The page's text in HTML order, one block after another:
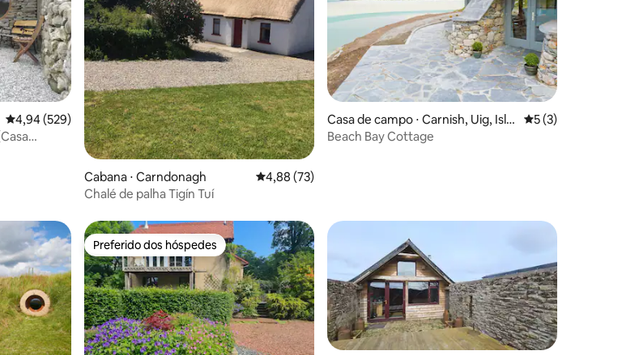
4,94 de uma avaliação média de 5, 529 avaliações
4,94 (529)
Cabana ⋅ Carndonagh
4,88 de uma avaliação média de 5, 73 avaliações
4,88 (73)
Chalé de palha Tigín Tuí
Casa de campo ⋅ Carnish, Uig, Isle
of Lewis
5 de uma
5 (3)
Beach Bay Cottage
Preferido dos hóspedes
Preferido dos hóspedes